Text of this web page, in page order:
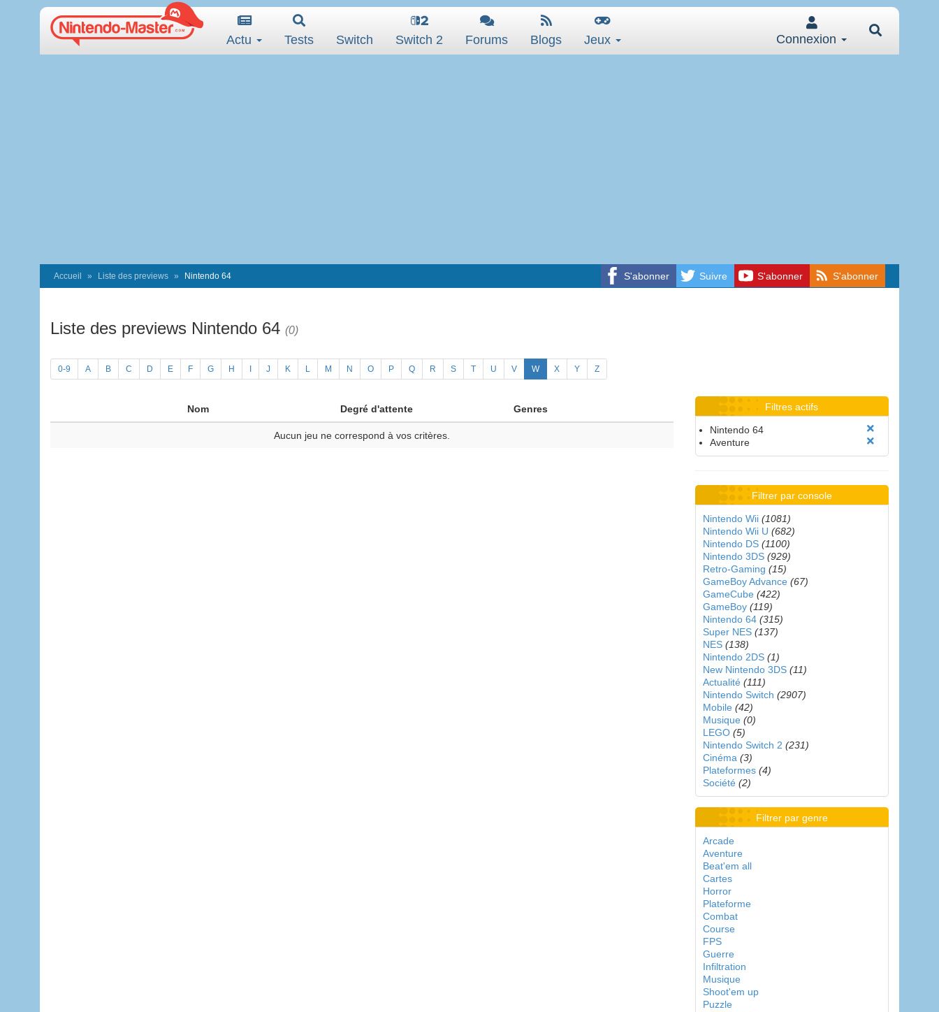
Actu Tests Switch Switch 2 Forums Blogs Jeux Connexion
S'abonner Suivre S'abonner S'abonner
Accueil Liste des previews Nintendo 64
Liste des previews Nintendo 64 (0)
0-9 A B C D E F G H J K L M N O P Q R S T U V W X Y Z
Nom Degré d'attente Genres
Aucun jeu ne correspond à vos critères.
Filtres actifs
Nintendo 64
Aventure
Filtrer par console
Nintendo Wii (1081)
Nintendo Wii U (682)
Nintendo DS (1100)
Nintendo 3DS (929)
Retro-Gaming (15)
GameBoy Advance (67)
GameCube (422)
GameBoy (119)
Nintendo 64 (315)
Super NES (137)
NES (138)
Nintendo 2DS (1)
New Nintendo 3DS (11)
Actualité (111)
Nintendo Switch (2907)
Mobile (42)
Musique (0)
LEGO (5)
Nintendo Switch 2 (231)
Cinéma (3)
Plateformes (4)
Société (2)
Filtrer par genre
Arcade
Aventure
Beat'em all
Cartes
Horror
Plateforme
Combat
Course
FPS
Guerre
Infiltration
Musique
Shoot'em up
Puzzle